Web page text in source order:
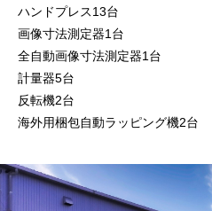
ハンドプレス13台
画像寸法測定器1台
全自動画像寸法測定器1台
計量器5台
反転機2台
海外用梱包自動ラッピング機2台